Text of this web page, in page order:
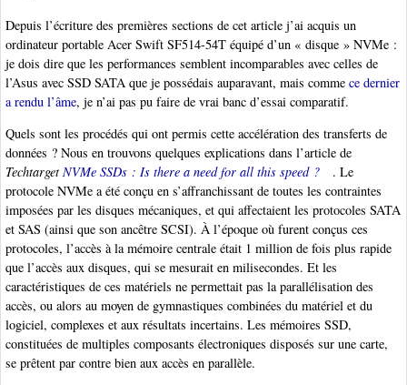
Depuis l’écriture des premières sections de cet article j’ai acquis un
ordinateur portable Acer Swift SF514-54T équipé d’un « disque » NVMe :
je dois dire que les performances semblent incomparables avec celles de
l’Asus avec SSD SATA que je possédais auparavant, mais comme ce dernier
a rendu l’âme, je n’ai pas pu faire de vrai banc d’essai comparatif.
Quels sont les procédés qui ont permis cette accélération des transferts de
données ? Nous en trouvons quelques explications dans l’article de
Techtarget NVMe SSDs : Is there a need for all this speed ?
. Le
protocole NVMe a été conçu en s’affranchissant de toutes les contraintes
imposées par les disques mécaniques, et qui affectaient les protocoles SATA
et SAS (ainsi que son ancêtre SCSI). À l’époque où furent conçus ces
protocoles, l’accès à la mémoire centrale était 1 million de fois plus rapide
que l’accès aux disques, qui se mesurait en milisecondes. Et les
caractéristiques de ces matériels ne permettait pas la parallélisation des
accès, ou alors au moyen de gymnastiques combinées du matériel et du
logiciel, complexes et aux résultats incertains. Les mémoires SSD,
constituées de multiples composants électroniques disposés sur une carte,
se prêtent par contre bien aux accès en parallèle.